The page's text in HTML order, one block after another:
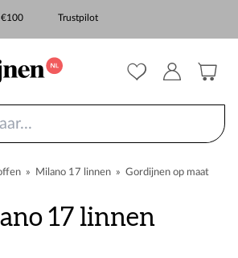
€100
Trustpilot
» Milano 17 linnen » Gordijnen op maat
17 linnen